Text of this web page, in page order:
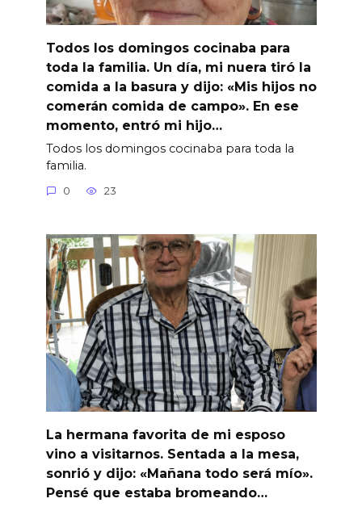
Todos los domingos cocinaba para
toda la familia. Un día, mi nuera tiró la
comida a la basura y dijo: «Mis hijos no
comerán comida de campo». En ese
momento, entró mi hijo…
Todos los domingos cocinaba para toda la
familia.
0 23
La hermana favorita de mi esposo
vino a visitarnos. Sentada a la mesa,
sonrió y dijo: «Mañana todo será mío».
Pensé que estaba bromeando…